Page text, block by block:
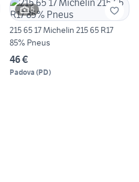
5
215 65 17 Michelin 215 65 R17
85% Pneus
46 €
Padova (PD)